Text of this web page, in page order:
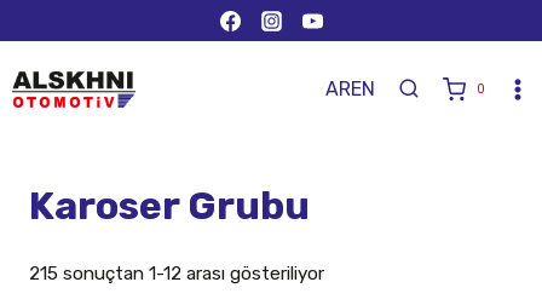
AREN 0
Karoser Grubu
215 sonuçtan 1-12 arası gösteriliyor